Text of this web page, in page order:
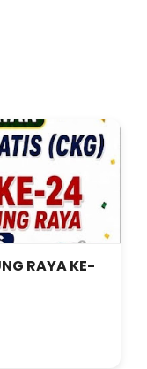
RAYA KE-